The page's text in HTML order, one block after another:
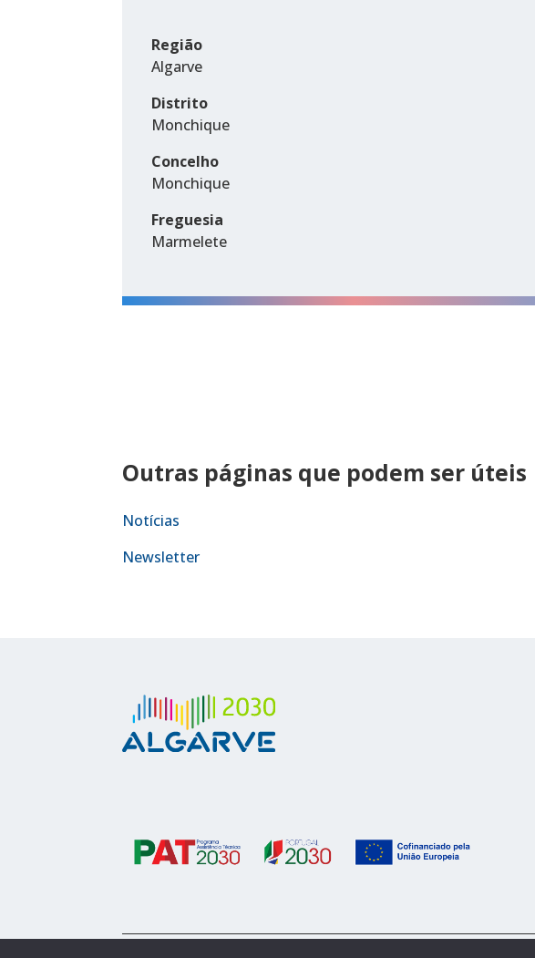
Região
Algarve
Distrito
Monchique
Concelho
Monchique
Freguesia
Marmelete
Outras páginas que podem ser úteis
Notícias
Newsletter